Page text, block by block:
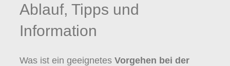
Ablauf, Tipps und
Information
Was ist ein geeignetes Vorgehen bei der